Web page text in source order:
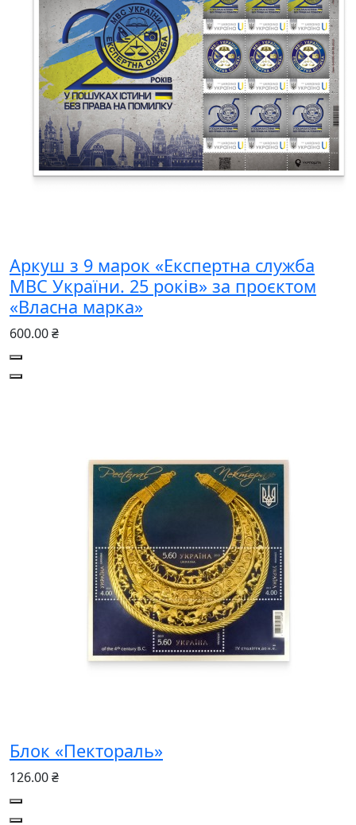
Аркуш з 9 марок «Експертна служба
МВС України. 25 років» за проєктом
«Власна марка»
600.00 ₴
Блок «Пектораль»
126.00 ₴